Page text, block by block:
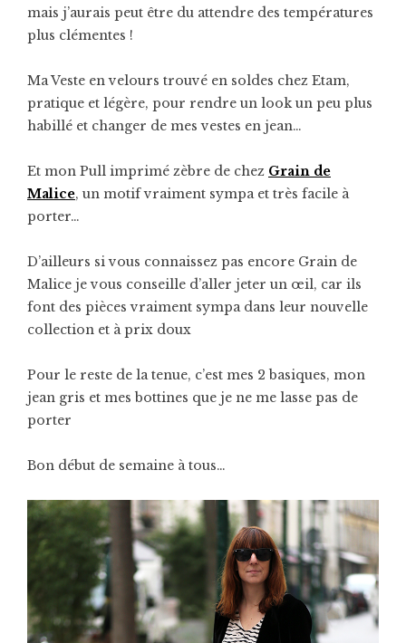
mais j’aurais peut être du attendre des températures
plus clémentes !
Ma Veste en velours trouvé en soldes chez Etam,
pratique et légère, pour rendre un look un peu plus
habillé et changer de mes vestes en jean…
Et mon Pull imprimé zèbre de chez Grain de
Malice, un motif vraiment sympa et très facile à
porter…
D’ailleurs si vous connaissez pas encore Grain de
Malice je vous conseille d’aller jeter un œil, car ils
font des pièces vraiment sympa dans leur nouvelle
collection et à prix doux
Pour le reste de la tenue, c’est mes 2 basiques, mon
jean gris et mes bottines que je ne me lasse pas de
porter
Bon début de semaine à tous…